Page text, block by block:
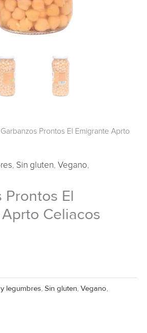
Prontos El Emigrante Aprto
, Sin gluten, Vegano,
Prontos El
Celiacos
legumbres, Sin gluten, Vegano,